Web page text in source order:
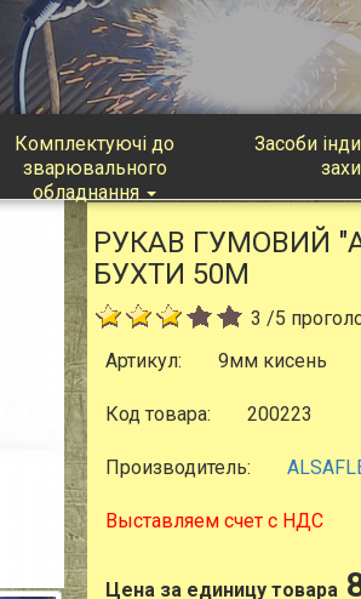
Комплектуючі до
зварювального
обладнання
Засоби
РУКАВ ГУМОВИЙ
БУХТИ 50М
3 /5
Артикул:
9мм кисень
Код товара: 200223
Производитель:
Выставляем счет с НДС
Цена за единицу товара